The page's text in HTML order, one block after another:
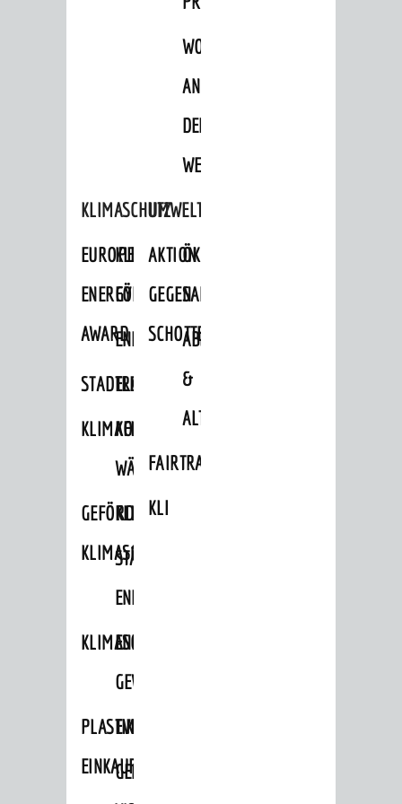
WOHNBEBAUUNG
AN
DER
WEINBERGSTRASSE
KLIMASCHUTZ
EUROPEAN
ENERGY
AWARD
KLIMASCHUTZ-
FÖRDERPROGRAMME
ENERGIEBERATUNG
STADTRADELN
ELEKTROMOBILITÄTSBERATUNG
KLIMAFITKOMMUNALE
WÄRMEPLANUNG
GEFÖRDERTE
KLIMASCHUTZMASSNAHMEN
KLIMASCHUTZKONZEPT
STÄDTISCHES
ENERGIEMANAGEMENT
KLIMASCHUTZKOMMISSION
ENERGIEKARAWANE
GEWERBE
PLASTIKTÜTENFREIE
EINKAUFSSTADT
EVENTS
GEMEINSAME
UMWELTSCHUTZ
AKTION
GEGEN
SCHOTTERGÄRTEN
ÖKOLOGISCHE
SANIERUNG/WAIDSEE
ABFALL
&
ALTLASTEN
FAIRTRADE
KLEIDERTAUSCHBÖRSE